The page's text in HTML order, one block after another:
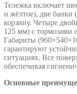
Тележка включает
и жёлтое), две банки
корзину. Четыре
125 мм) с тормозами
Габариты
гарантируют
ситуациях. Все
обеспечивая
Основные